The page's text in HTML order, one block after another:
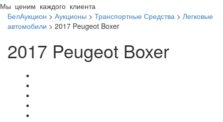
Мы ценим каждого клиента
БелАукцион > Аукционы > Транспортные Средства > Легковые
автомобили > 2017 Peugeot Boxer
2017 Peugeot Boxer